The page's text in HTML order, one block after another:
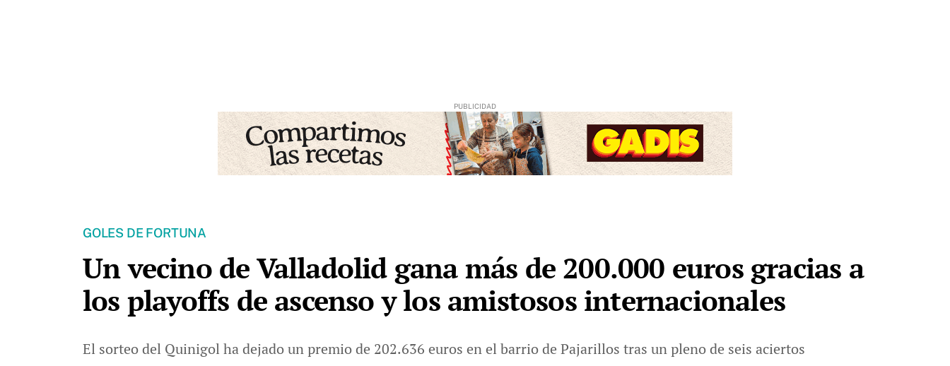
GOLES DE FORTUNA
Un vecino de Valladolid gana más de 200.000 euros gracias a
los playoffs de ascenso y los amistosos internacionales
El sorteo del Quinigol ha dejado un premio de 202.636 euros en el barrio de Pajarillos tras un pleno de seis aciertos